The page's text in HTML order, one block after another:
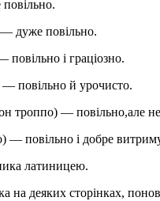
дуже повільно.
і граціозно.
— повільно й урочисто.
троппо) — повільно,але
— повільно і добре
латиницею.
на деяких сторінках,